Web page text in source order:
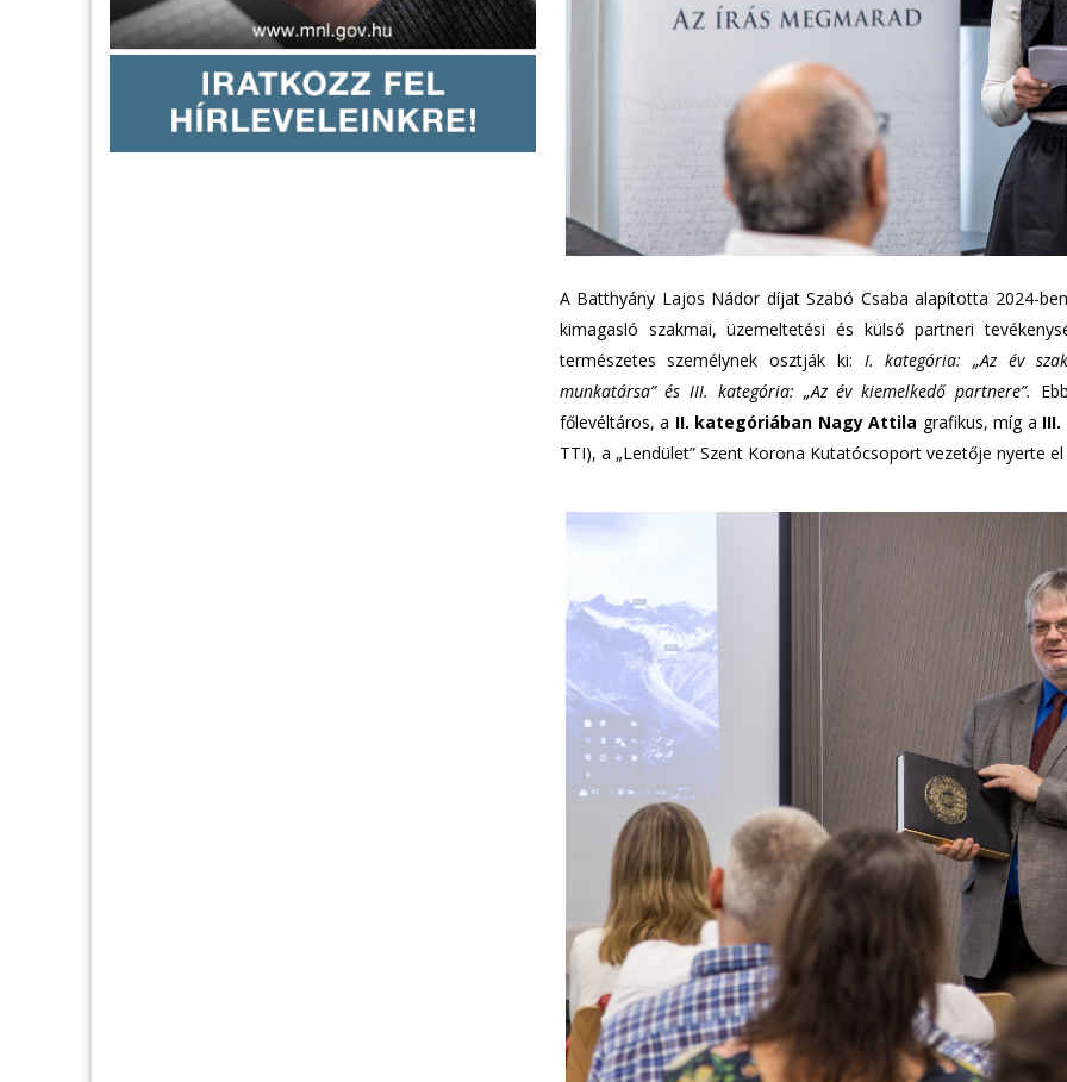
A Batthyány Lajos Nádor díjat Szabó Csaba alapította 2024-
kimagasló szakmai, üzemeltetési és külső partneri
természetes személynek osztják ki: I. kategória: „Az év
munkatársa” és III. kategória: „Az év kiemelkedő partnere”.
főlevéltáros, a II. kategóriában Nagy Attila grafikus, míg a
TTI), a „Lendület” Szent Korona Kutatócsoport vezetője nyerte